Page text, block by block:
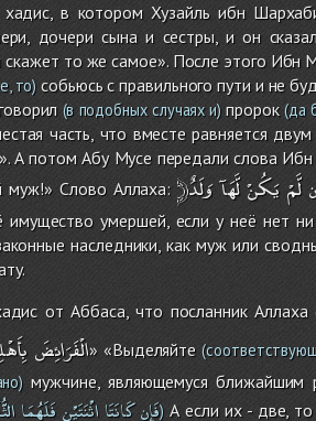
хадис, в котором Хузайль ибн
дочери сына и сестры, и он
то же самое». После этого Ибн
то) собьюсь с правильного пути и не
(в подобных случаях и) пророк(да
часть, что вместе равняется двум
А потом Абу Мусе передали слова
муж!» Слово Аллаха:
لَّمْ يَكُنْلَّهَآ
имущество умершей, если у неё нет
наследники, как муж или
от Аббаса, что посланник Аллаха
الْفَرَائِضَ» «Выделяйте
мужчине, являющемуся ближайшим
فَإِنكَانَتَااثْنَتَيْنِفَلَهُمَا )А если их - две, то